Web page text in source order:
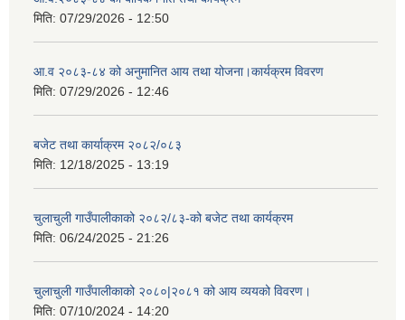
मिति: 07/29/2026 - 12:50
आ.व २०८३-८४ को अनुमानित आय तथा योजना।कार्यक्रम विवरण
मिति: 07/29/2026 - 12:46
बजेट तथा कार्याक्रम २०८२/०८३
मिति: 12/18/2025 - 13:19
चुलाचुली गाउँपालीकाको २०८२/८३-को बजेट तथा कार्यक्रम
मिति: 06/24/2025 - 21:26
चुलाचुली गाउँपालीकाको २०८०|२०८१ को आय व्ययको विवरण।
मिति: 07/10/2024 - 14:20